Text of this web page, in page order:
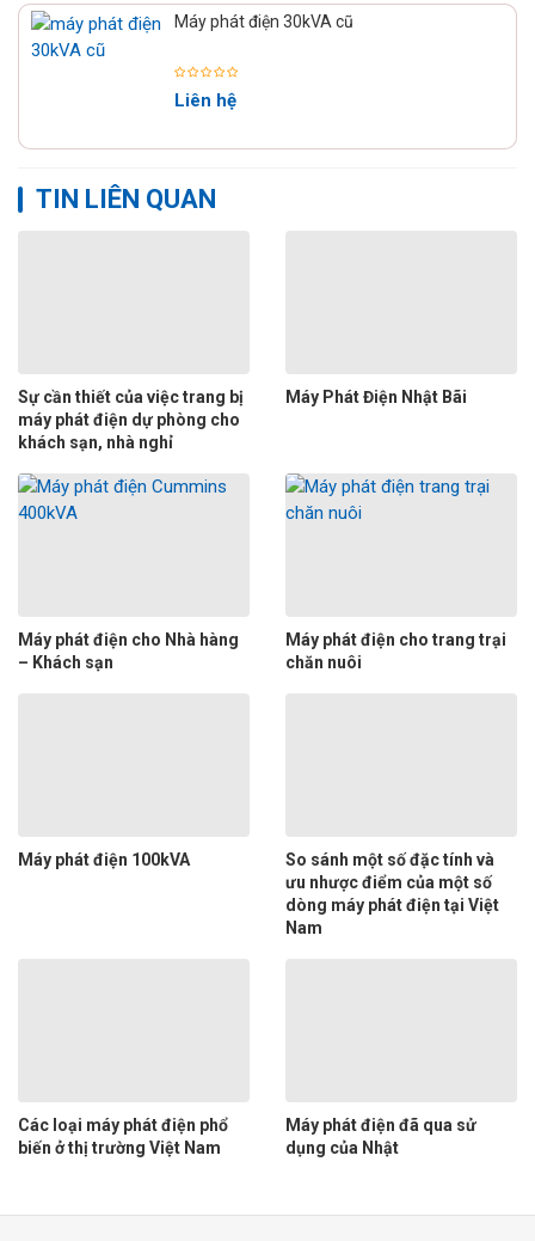
Máy phát điện 30kVA cũ
Liên hệ
TIN LIÊN QUAN
Sự cần thiết của việc trang bị
máy phát điện dự phòng cho
khách sạn, nhà nghỉ
Máy Phát Điện Nhật Bãi
Máy phát điện cho Nhà hàng
– Khách sạn
Máy phát điện cho trang trại
chăn nuôi
Máy phát điện 100kVA
So sánh một số đặc tính và
ưu nhược điểm của một số
dòng máy phát điện tại Việt
Nam
Các loại máy phát điện phổ
biến ở thị trường Việt Nam
Máy phát điện đã qua sử
dụng của Nhật